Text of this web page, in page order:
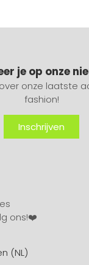
je op onze
onze laatste
fashion!
Inschrijven
ons!❤️
(NL)